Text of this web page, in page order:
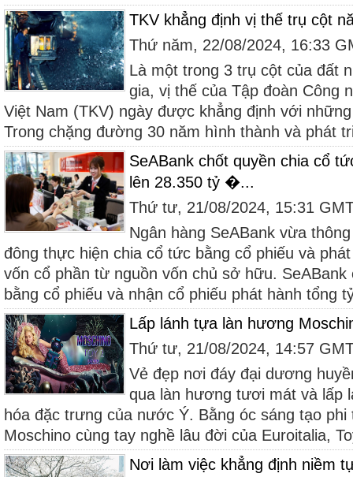
TKV khẳng định vị thế trụ cột
Thứ năm, 22/08/2024, 16:33
Là một trong 3 trụ cột của đất
gia, vị thế của Tập đoàn Công
Việt Nam (TKV) ngày được khẳng định với
Trong chặng đường 30 năm hình thành và phát
SeABank chốt quyền chia cổ
lên 28.350 tỷ �...
Thứ tư, 21/08/2024, 15:31
Ngân hàng SeABank vừa
đông thực hiện chia cổ tức bằng cổ phiếu và
vốn cổ phần từ nguồn vốn chủ sở hữu.
bằng cổ phiếu và nhận cổ phiếu phát hành tổng
Lấp lánh tựa làn hương
Thứ tư, 21/08/2024, 14:57
Vẻ đẹp nơi đáy đại dương
qua làn hương tươi mát và lấp
hóa đặc trưng của nước Ý. Bằng óc sáng tạo
Moschino cùng tay nghề lâu đời của Euroitalia,
Nơi làm việc khẳng định niềm